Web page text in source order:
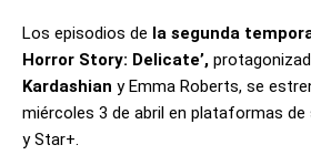
Los episodios de la segunda
Horror Story: Delicate’,
Kardashian y Emma Roberts, se
miércoles 3 de abril en plataformas
y Star+.